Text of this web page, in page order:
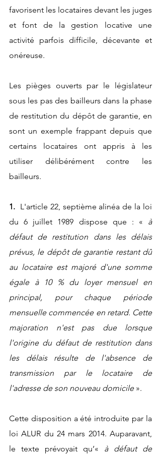
favorisent les locataires devant les juges
et font de la gestion locative une
activité parfois difficile, décevante et
onéreuse.
Les pièges ouverts par le législateur
sous les pas des bailleurs dans la phase
de restitution du dépôt de garantie, en
sont un exemple frappant depuis que
certains locataires ont appris à les
utiliser délibérément contre les
bailleurs.
1. L'article 22, septième alinéa de la loi
du 6 juillet 1989 dispose que : « à
défaut de restitution dans les délais
prévus, le dépôt de garantie restant dû
au locataire est majoré d'une somme
égale à 10 % du loyer mensuel en
principal, pour chaque période
mensuelle commencée en retard. Cette
majoration n'est pas due lorsque
l'origine du défaut de restitution dans
les délais résulte de l'absence de
transmission par le locataire de
l'adresse de son nouveau domicile ».
Cette disposition a été introduite par la
loi ALUR du 24 mars 2014. Auparavant,
le texte prévoyait qu’«
à défaut de